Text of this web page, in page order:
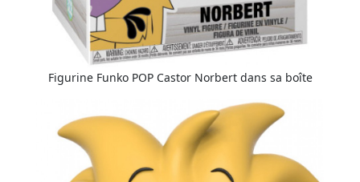
Figurine Funko POP Castor Norbert dans sa boîte